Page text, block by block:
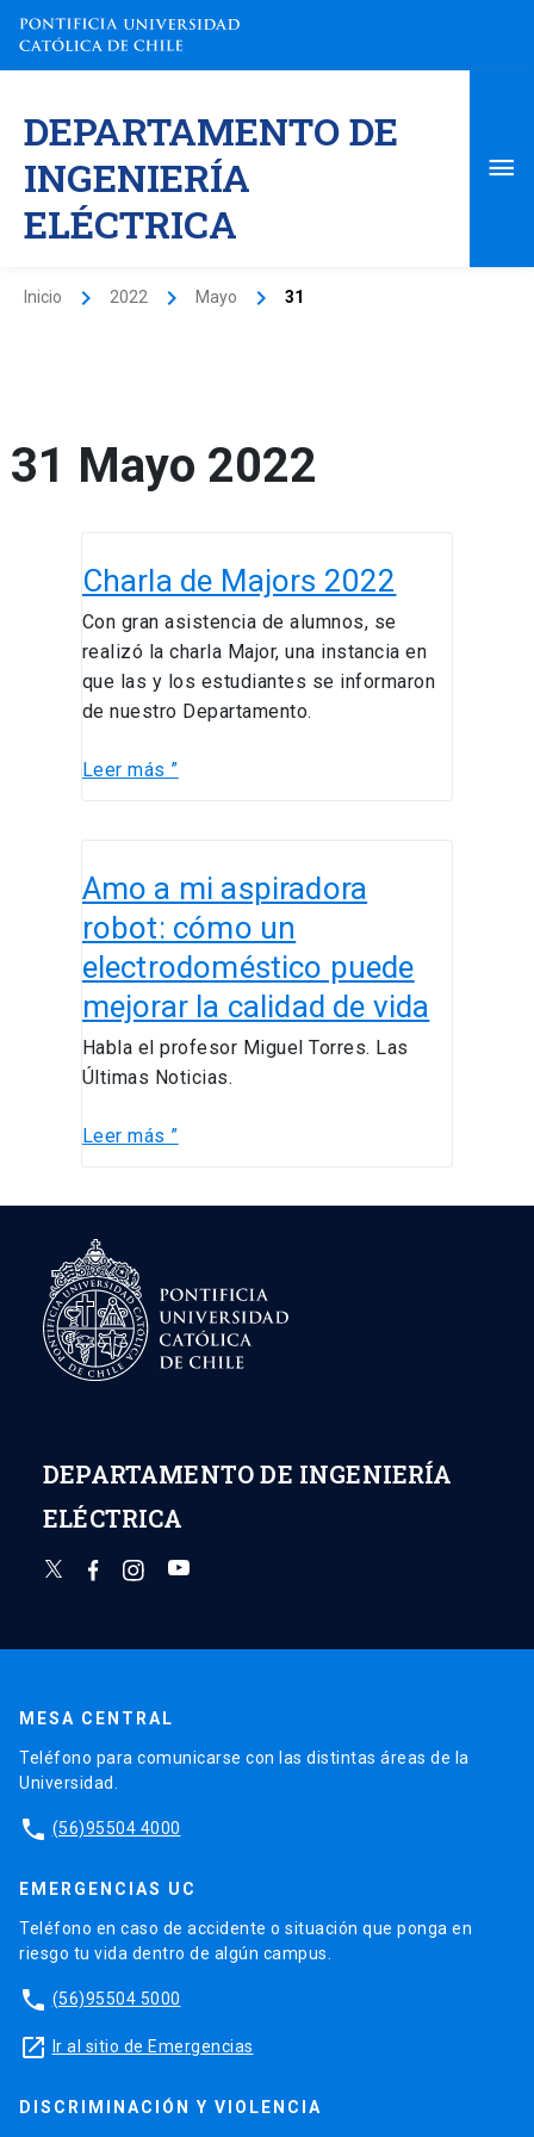
contenido
DEPARTAMENTO DE
INGENIERÍA
ELÉCTRICA
Inicio 2022 Mayo 31
31 Mayo 2022
Charla de Majors 2022
Con gran asistencia de alumnos, se
realizó la charla Major, una instancia en
que las y los estudiantes se informaron
de nuestro Departamento.
de
2022
Leer más ”
Amo a mi aspiradora
robot: cómo un
electrodoméstico puede
mejorar la calidad de vida
Habla el profesor Miguel Torres. Las
Últimas Noticias.
a
aspiradora
robot:
cómo
electrodoméstico
mejorar
la
de
vida
Leer más ”
DEPARTAMENTO DE INGENIERÍA
ELÉCTRICA
MESA CENTRAL
Teléfono para comunicarse con las distintas áreas de la
Universidad.
phone (56)95504 4000
EMERGENCIAS UC
Teléfono en caso de accidente o situación que ponga en
riesgo tu vida dentro de algún campus.
phone (56)95504 5000
launch Ir al sitio de Emergencias
DISCRIMINACIÓN Y VIOLENCIA